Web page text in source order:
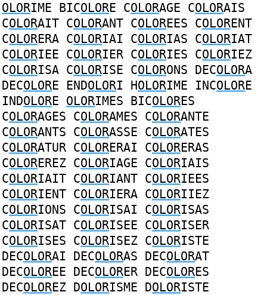
OLORIME BICOLORE COLORAGE COLORAIS
COLORAIT COLORANT COLOREES COLORENT
COLORERA COLORIAI COLORIAS COLORIAT
COLORIEE COLORIER COLORIES COLORIEZ
COLORISA COLORISE COLORONS DECOLORA
DECOLORE ENDOLORI HOLORIME INCOLORE
INDOLORE OLORIMES BICOLORES
COLORAGES COLORAMES COLORANTE
COLORANTS COLORASSE COLORATES
COLORATUR COLORERAI COLORERAS
COLOREREZ COLORIAGE COLORIAIS
COLORIAIT COLORIANT COLORIEES
COLORIENT COLORIERA COLORIIEZ
COLORIONS COLORISAI COLORISAS
COLORISAT COLORISEE COLORISER
COLORISES COLORISEZ COLORISTE
DECOLORAI DECOLORAS DECOLORAT
DECOLOREE DECOLORER DECOLORES
DECOLOREZ DOLORISME DOLORISTE